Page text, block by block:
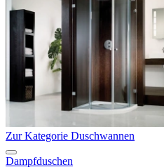
Zur Kategorie Duschwannen
Dampfduschen